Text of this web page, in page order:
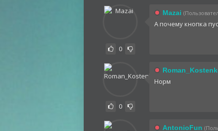
0
Mazai
А почему кнопка
0
Норм
AntonioFun